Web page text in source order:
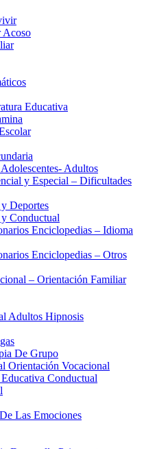
Acoso
Educativa
Adultos
y Especial – Dificultades
Deportes
Conductual
Enciclopedias – Idioma
Enciclopedias – Otros
– Orientación Familiar
Adultos Hipnosis
De Grupo
Orientación Vocacional
Conductual
Las Emociones